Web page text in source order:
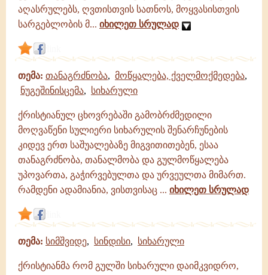
აღასრულებს, ღვთისთვის სათნოს, მოყვასისთვის
სარგებლობის მ... იხილეთ სრულად
თემა: თანაგრძნობა, მოწყალება, ქველმოქმედება,
ნუგეშინისცემა, სიხარული
ქრისტიანულ ცხოვრებაში გამობრძმედილი
მოღვაწენი სულიერი სიხარულის შენარჩუნების
კიდევ ერთ საშუალებაზე მიგვითითებენ, ესაა
თანაგრძნობა, თანალმობა და გულმოწყალება
უპოვართა, გაჭირვებულთა და ურვეულთა მიმართ.
რამდენი ადამიანია, ვისთვისაც ... იხილეთ სრულად
თემა: სიმშვიდე, სინდისი, სიხარული
ქრისტიანმა რომ გულში სიხარული დაიმკვიდრო,